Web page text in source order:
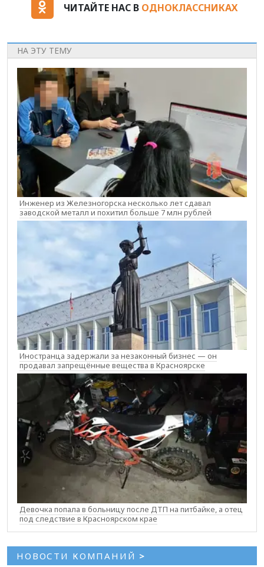
ЧИТАЙТЕ НАС В ОДНОКЛАССНИКАХ
НА ЭТУ ТЕМУ
Инженер из Железногорска несколько лет сдавал
заводской металл и похитил больше 7 млн рублей
Иностранца задержали за незаконный бизнес — он
продавал запрещённые вещества в Красноярске
Девочка попала в больницу после ДТП на питбайке, а отец
под следствие в Красноярском крае
НОВОСТИ КОМПАНИЙ >